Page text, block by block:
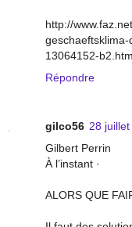
http://
13064152-
Répondre
gilco56 28
Gilbert Perrin
À l’instant ·
ALORS QUE